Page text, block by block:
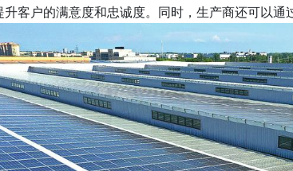
客户的满意度和忠诚度。同时，生产商还可以